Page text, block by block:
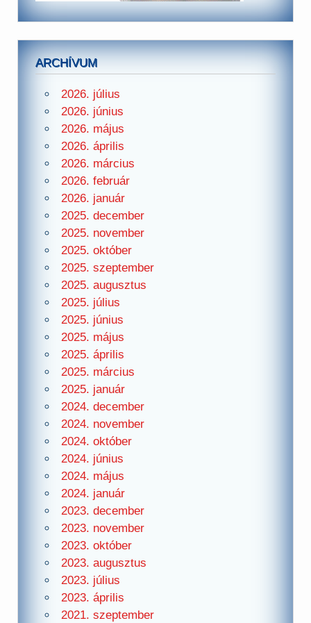
ARCHÍVUM
2026. július
2026. június
2026. május
2026. április
2026. március
2026. február
2026. január
2025. december
2025. november
2025. október
2025. szeptember
2025. augusztus
2025. július
2025. június
2025. május
2025. április
2025. március
2025. január
2024. december
2024. november
2024. október
2024. június
2024. május
2024. január
2023. december
2023. november
2023. október
2023. augusztus
2023. július
2023. április
2021. szeptember